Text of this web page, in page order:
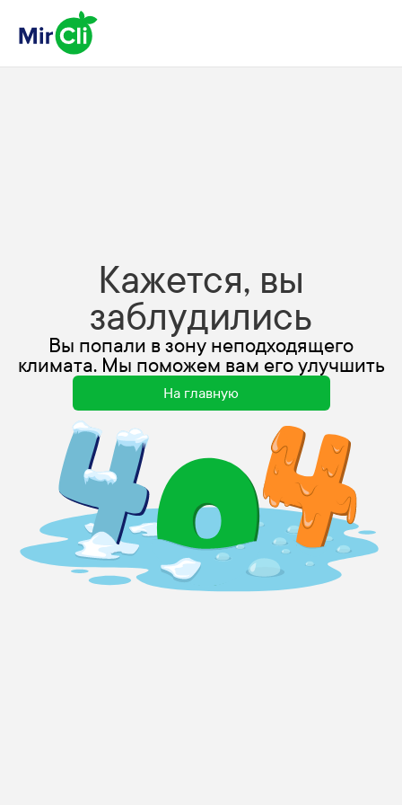
Кажется, вы
заблудились
Вы попали в зону неподходящего
климата. Мы поможем вам его улучшить
На главную